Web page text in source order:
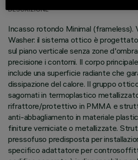
DESCRIZIONE
Incasso rotondo Minimal (frameless).
Washer: il sistema ottico è
sul piano verticale senza zone
precisione i contorni. Il corpo
include una superficie radiante che
dissipazione del calore. Il gruppo
sagomati in termoplastico
rifrattore/protettivo in PMMA e
anti-abbagliamento in materiale
finiture verniciate o metallizzate.
pressofuso predisposta per
specifico adattatore per